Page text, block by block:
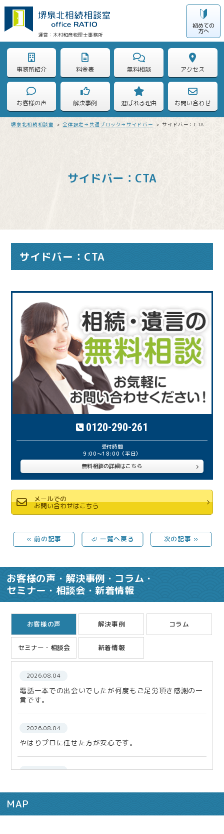
木村和彦税理士事務所
初めての
方へ
事務所紹介 料金表 無料相談 アクセス
お客様の声 解決事例 選ばれる理由 お問い合わせ
堺泉北相続相談室 >全体設定→共通ブロック→サイドバー >サイドバー：CTA
サイドバー：CTA
サイドバー：CTA
0120-290-261
9:00～18:00 （平日）
無料相談の詳細はこちら
メールでの
お問い合わせはこちら
« 前の記事 ⏎ 一覧へ戻る 次の記事 »
お客様の声・解決事例・コラム・
セミナー・相談会・新着情報
お客様の声 解決事例 コラム
セミナー・相談会 新着情報
2026.08.04
電話一本での出会いでしたが何度もご足労頂き感謝の一
言です。
2026.08.04
やはりプロに任せた方が安心です。
2026.02.10
2025.12.12
MAP